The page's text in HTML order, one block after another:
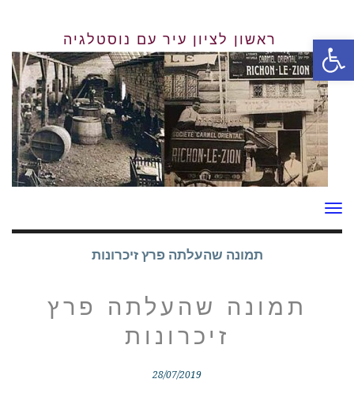
תפריט
תמונה שהעלתה פרץ זיכרונות
תמונה שהעלתה פרץ
זיכרונות
28/07/2019
פתח סרגל נגישות